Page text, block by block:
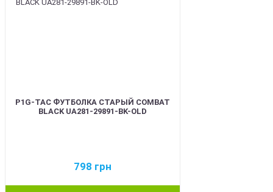
P1G-TAC ФУТБОЛКА СТАРЫЙ COMBAT
BLACK UA281-29891-BK-OLD
798 грн